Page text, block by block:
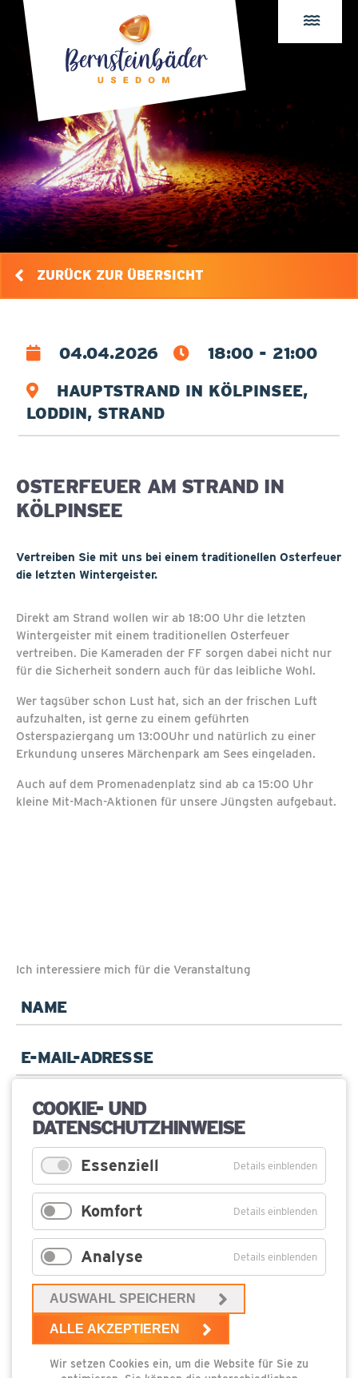
ZURÜCK ZUR ÜBERSICHT
04.04.2026
18:00 - 21:00
HAUPTSTRAND IN KÖLPINSEE,
LODDIN, STRAND
OSTERFEUER AM STRAND IN
KÖLPINSEE
Vertreiben Sie mit uns bei einem traditionellen Osterfeuer
die letzten Wintergeister.
Direkt am Strand wollen wir ab 18:00 Uhr die letzten
Wintergeister mit einem traditionellen Osterfeuer
vertreiben. Die Kameraden der FF sorgen dabei nicht nur
für die Sicherheit sondern auch für das leibliche Wohl.
Wer tagsüber schon Lust hat, sich an der frischen Luft
aufzuhalten, ist gerne zu einem geführten
Osterspaziergang um 13:00Uhr und natürlich zu einer
Erkundung unseres Märchenpark am Sees eingeladen.
Auch auf dem Promenadenplatz sind ab ca 15:00 Uhr
kleine Mit-Mach-Aktionen für unsere Jüngsten aufgebaut.
Ich interessiere mich für die Veranstaltung
Pflichtfeld
Name*
Pflichtfeld
E-
Mail*
Betreff
Pflichtfeld
Ihre
Anfrage
COOKIE- UND
DATENSCHUTZHINWEISE
Essenziell Details einblenden
Komfort Details einblenden
Analyse Details einblenden
AUSWAHL SPEICHERN
ALLE AKZEPTIEREN
Wir setzen Cookies ein, um die Website für Sie zu